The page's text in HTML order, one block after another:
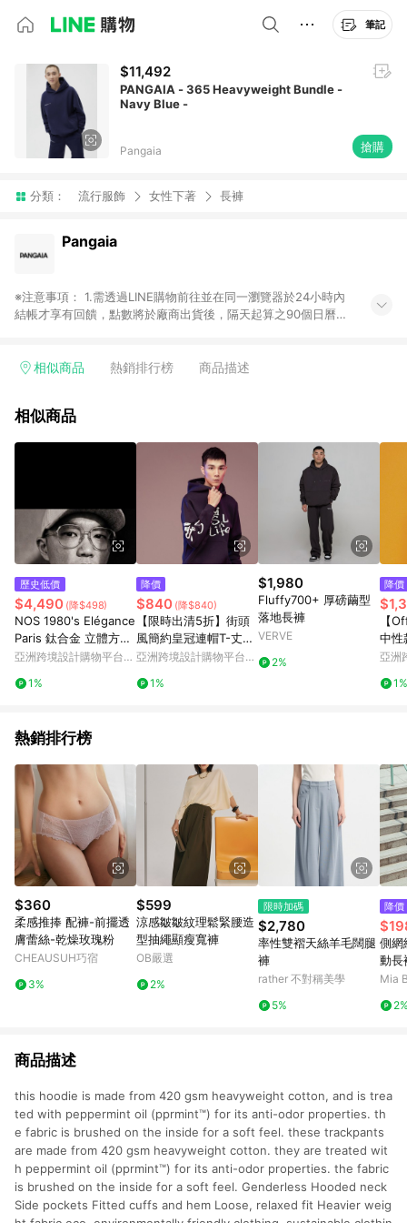
筆記
$11,492
PANGAIA - 365 Heavyweight Bundle -
Navy Blue -
Pangaia 搶購
分類： 流行服飾 女性下著 長褲
Pangaia
※注意事項： 1.需透過LINE購物前往並在同一瀏覽器於24小時內
結帳才享有回饋，點數將於廠商出貨後，隔天起算之90個日曆天
差異。 4.若於商家App下單，不符合LINE購物導購資格。
相似商品 熱銷排行榜 商品描述
相似商品
歷史低價
$4,490 (降$498)
NOS 1980's Elégance
Paris 鈦合金 立體方格
金色 古董眼鏡
亞洲跨境設計購物平台
1%
降價
$840 (降$840)
【限時出清5折】街頭
風簡約皇冠連帽T-丈青
色(男女生適穿)
亞洲跨境設計購物平台
1%
$1,980
Fluffy700+ 厚磅繭型
落地長褲
VERVE
2%
降價
【
中性
/ 甲
亞洲
1%
熱銷排行榜
$360
柔感推捧 配褲-前擺透
膚蕾絲-乾燥玫瑰粉
CHEAUSUH巧宿
3%
$599
涼感皺皺紋理鬆緊腰造
型抽繩顯瘦寬褲
OB嚴選
2%
限時加碼
$2,780
率性雙褶天絲羊毛闊腿
褲
rather 不對稱美學
5%
降價
側網
動長
Mia
商品描述
this hoodie is made from 420 gsm heavyweight cotton, and is trea
ted with peppermint oil (pprmint™) for its anti-odor properties. th
e fabric is brushed on the inside for a soft feel. these trackpants
are made from 420 gsm heavyweight cotton. they are treated wit
h peppermint oil (pprmint™) for its anti-odor properties. the fabric
is brushed on the inside for a soft feel. Genderless Hooded neck
Side pockets Fitted cuffs and hem Loose, relaxed fit Heavier weig